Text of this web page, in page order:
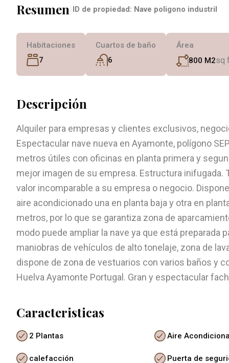
Resumen ID de propiedad: Nave poligono industril
Habitaciones
7
Cuartos de baño
6
Área
800 M2sq
Descripción
Alquiler para empresas y clientes exclusivos,
Espectacular nave nueva en Ayamonte, polígono
metros útiles con oficinas en planta primera y
mejor imagen de su empresa. Estructura inifugada.
valor incomparable a su empresa o negocio.
aire acondicionado una en planta baja y otra en
metros, por lo que se garantiza zona de
modo puede ampliar la nave ya que está preparada
maniobras de vehículos de alto tonelaje, zona de
dispone de zona de vestuarios con varios baños y
Huelva Ayamonte Portugal. Gran y espectacular
Caracteristicas
2 Plantas Aire
calefacción Puerta de